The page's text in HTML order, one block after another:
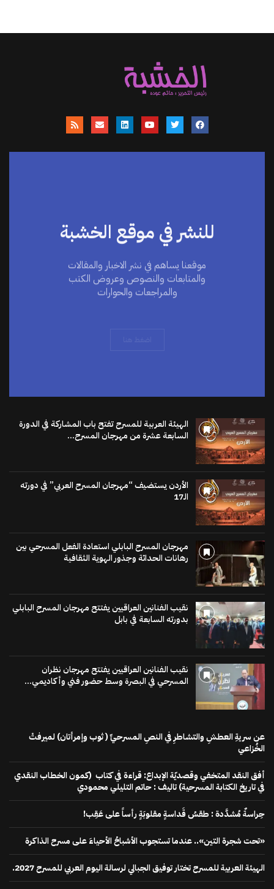
للنشر في موقع الخشبة
موقعنا يساهم في نشر الاخبار والمقالات
والمتابعات والنصوص وعروض الكتب
والمراجعات والحوارات
الهيئة العربية للمسرح تفتح باب المشاركة في الدورة
السابعة عشرة من مهرجان المسرح...
الأردن يستضيف “مهرجان المسرح العربي” في دورته
الـ17
مهرجان المسرح البابلي استعادة الفعل المسرحي بين
رهانات الحداثة وجذور الهوية الثقافية
نقيب الفنانين العراقيين يفتتح مهرجان المسرح البابلي
بدورته السابعة في بابل
نقيب الفنانين العراقيين يفتتح مهرجان نظران
المسرحي في البصرة وسط حضور فني وأكاديمي...
عن سريةِ العطشِ والتشاطرِ في النصِ المسرحيِّ ( ثوب وإمرأتان) لميرفتْ
الخُزاعي
أفق النقد المتخفي وقصديّة الإبداع: قراءة في كتاب (كمون الخطاب النقدي
في تاريخ الكتابة المسرحية) تاليف : حاتم التليلي محمودي
حِراسةٌ مُشدَّدة : طقسُ قَداسةٍ مقلوبَةٍ رأساً على عَقِب!
«تحت شجرة التين».. عندما تستجوب الأشباحُ الأحياءَ على مسرح الذاكرة
الهيئة العربية للمسرح تختار توفيق الجبالي لرسالة اليوم العربي للمسرح 2027.